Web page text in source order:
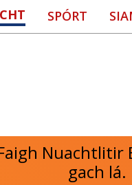
SPÓRT
Nuachtlitir
gach lá.